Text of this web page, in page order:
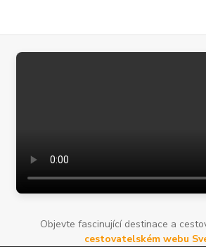
Objevte fascinující destinace a
cestovatelském webu